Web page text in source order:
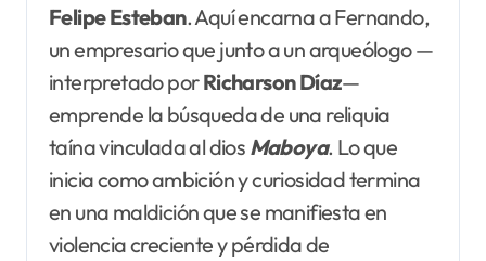
FelipeEsteban. Aquí encarna a Fernando,
un empresario que junto a un arqueólogo —
interpretado porRicharson Díaz—
emprende la búsqueda de una reliquia
taína vinculada al dios Maboya. Lo que
inicia como ambición y curiosidad termina
en una maldición que se manifiesta en
violencia creciente y pérdida de